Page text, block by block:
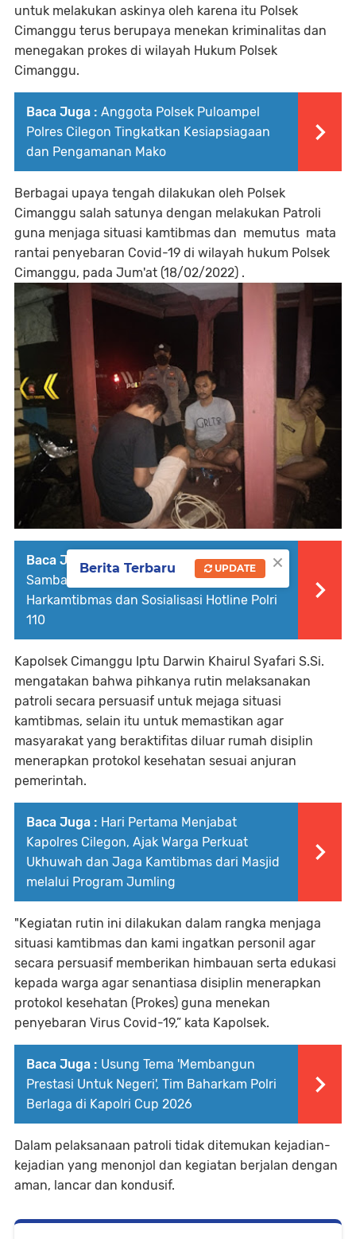
untuk melakukan askinya oleh karena itu Polsek
Cimanggu terus berupaya menekan kriminalitas dan
menegakan prokes di wilayah Hukum Polsek
Cimanggu.
Baca Juga : Anggota Polsek Puloampel
Polres Cilegon Tingkatkan Kesiapsiagaan
dan Pengamanan Mako
Berbagai upaya tengah dilakukan oleh Polsek
Cimanggu salah satunya dengan melakukan Patroli
guna menjaga situasi kamtibmas dan memutus mata
rantai penyebaran Covid-19 di wilayah hukum Polsek
Cimanggu, pada Jum'at (18/02/2022) .
Baca Juga :
Anggota Polsek Bojonegara
Sambangi Warga Sampaikan Himbauan
Harkamtibmas dan Sosialisasi Hotline Polri
110
Kapolsek Cimanggu Iptu Darwin Khairul Syafari S.Si.
mengatakan bahwa pihkanya rutin melaksanakan
patroli secara persuasif untuk mejaga situasi
kamtibmas, selain itu untuk memastikan agar
masyarakat yang beraktifitas diluar rumah disiplin
menerapkan protokol kesehatan sesuai anjuran
pemerintah.
Baca Juga : Hari Pertama Menjabat
Kapolres Cilegon, Ajak Warga Perkuat
Ukhuwah dan Jaga Kamtibmas dari Masjid
melalui Program Jumling
"Kegiatan rutin ini dilakukan dalam rangka menjaga
situasi kamtibmas dan kami ingatkan personil agar
secara persuasif memberikan himbauan serta edukasi
kepada warga agar senantiasa disiplin menerapkan
protokol kesehatan (Prokes) guna menekan
penyebaran Virus Covid-19,” kata Kapolsek.
Baca Juga : Usung Tema 'Membangun
Prestasi Untuk Negeri', Tim Baharkam Polri
Berlaga di Kapolri Cup 2026
Dalam pelaksanaan patroli tidak ditemukan kejadian-
kejadian yang menonjol dan kegiatan berjalan dengan
aman, lancar dan kondusif.
×
Berita Terbaru UPDATE